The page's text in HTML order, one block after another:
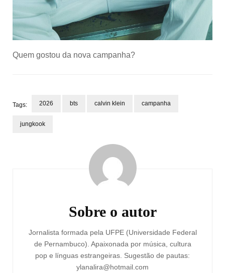
Quem gostou da nova campanha?
Tags: 2026 bts calvin klein campanha
jungkook
Sobre o autor
Jornalista formada pela UFPE (Universidade Federal
de Pernambuco). Apaixonada por música, cultura
pop e línguas estrangeiras. Sugestão de pautas:
ylanalira@hotmail.com